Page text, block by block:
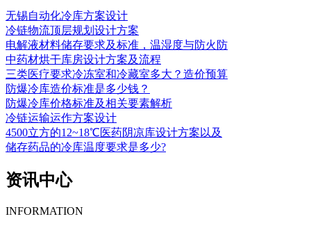
无锡自动化冷库方案设计
冷链物流顶层规划设计方案
电解液材料储存要求及标准，温湿度与防火防
中药材烘干库房设计方案及流程
三类医疗要求冷冻室和冷藏室多大？造价预算
防爆冷库造价标准是多少钱？
防爆冷库价格标准及相关要素解析
冷链运输运作方案设计
4500立方的12~18℃医药阴凉库设计方案以及
储存药品的冷库温度要求是多少?
资讯中心
INFORMATION